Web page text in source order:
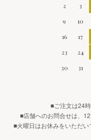
2
3
9
10
16
17
23
24
30
31
■ご注文は24
■店舗へのお問合せは、
■火曜日はお休みをいただ